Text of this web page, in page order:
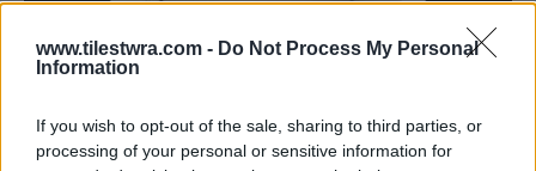
www.tilestwra.com - Do Not Process My Personal
Information
If you wish to opt-out of the sale, sharing to third parties, or
processing of your personal or sensitive information for